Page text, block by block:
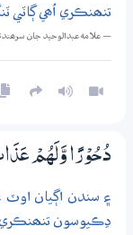
تنھنڪري اُھي ڳاٽي
— علامه عبدالوحيد جان
دُحُوْرًا وَّلَهُمْ
۽ سندن اڳيان
ڍڪيوسون